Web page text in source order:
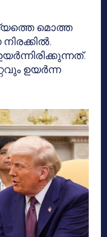
മൊത്ത
ഉയര്‍ന്ന